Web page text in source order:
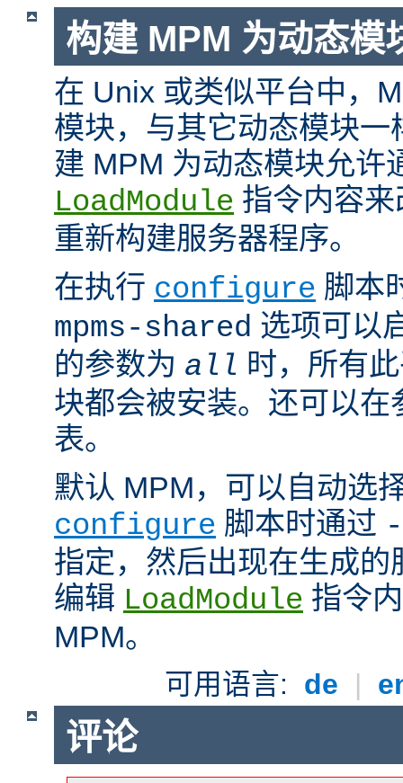
构建 MPM 为动态模
在 Unix 或类似平台中，
模块，与其它动态模块
建 MPM 为动态模块允许
LoadModule 指令内容
重新构建服务器程序。
在执行 configure 脚本
mpms-shared 选项可以
的参数为 all 时，所有
块都会被安装。还可以在
表。
默认 MPM，可以自动选
configure 脚本时通过
指定，然后出现在生成
编辑 LoadModule 指令
MPM。
可用语言: de |
评论